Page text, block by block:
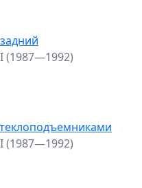
(1987—1992)
(1987—1992)